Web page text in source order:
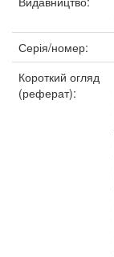
Серія/номер:
Короткий огляд
(реферат):